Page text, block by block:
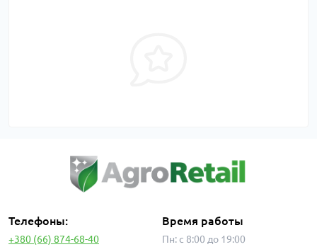
Телефоны:
+380 (66) 874-68-40
Время работы
Пн: с 8:00 до 19:00